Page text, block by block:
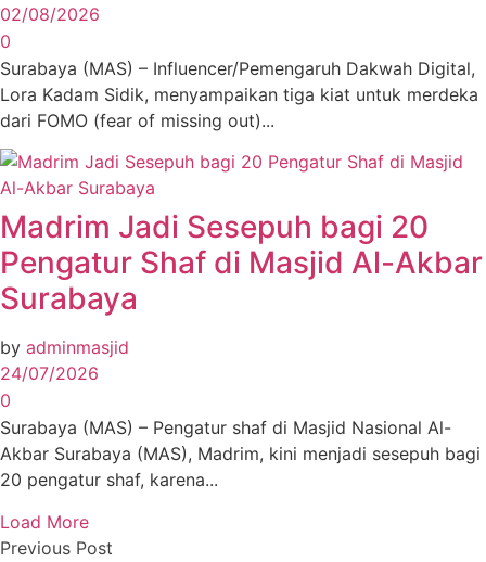
02/08/2026
0
Surabaya (MAS) – Influencer/Pemengaruh Dakwah Digital,
Lora Kadam Sidik, menyampaikan tiga kiat untuk merdeka
dari FOMO (fear of missing out)...
Madrim Jadi Sesepuh bagi 20
Pengatur Shaf di Masjid Al-Akbar
Surabaya
by adminmasjid
24/07/2026
0
Surabaya (MAS) – Pengatur shaf di Masjid Nasional Al-
Akbar Surabaya (MAS), Madrim, kini menjadi sesepuh bagi
20 pengatur shaf, karena...
Load More
Previous Post